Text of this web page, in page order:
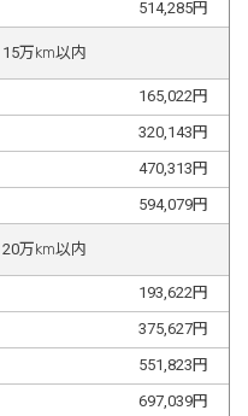
514,285円
15万km以内
165,022 円
320,143 円
470,313 円
594,079円
20万km以内
193,622 円
375,627円
551,823 円
697,039円